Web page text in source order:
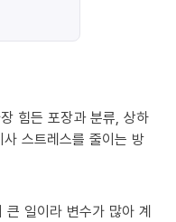
힘든 포장과 분류, 상하
스트레스를 줄이는 방
큰 일이라 변수가 많아 계